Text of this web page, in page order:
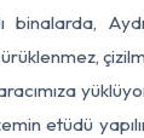
binalarda,
etüdü